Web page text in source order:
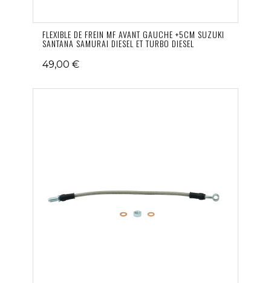
FLEXIBLE DE FREIN MF AVANT GAUCHE +5CM SUZUKI
SANTANA SAMURAI DIESEL ET TURBO DIESEL
49,00 €